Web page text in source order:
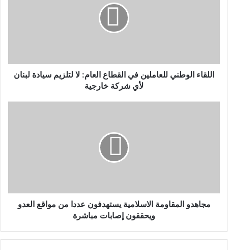
اللقاء الوطني للعاملين في القطاع العام: لا لتلزيم سيادة لبنان
لأي شركة خارجية
مجاهدو المقاومة الاسلامية يستهدفون عددا من مواقع العدو
ويحققون إصابات مباشرة